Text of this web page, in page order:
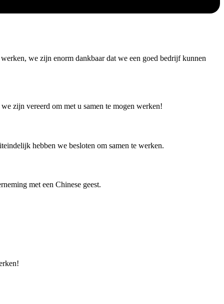
we zijn enorm dankbaar dat we een goed bedrijf kunnen
zijn vereerd om met u samen te mogen werken!
hebben we besloten om samen te werken.
met een Chinese geest.